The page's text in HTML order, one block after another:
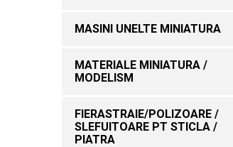
MASINI UNELTE MINIATURA
MATERIALE MINIATURA /
MODELISM
FIERASTRAIE/POLIZOARE /
SLEFUITOARE PT STICLA /
PIATRA